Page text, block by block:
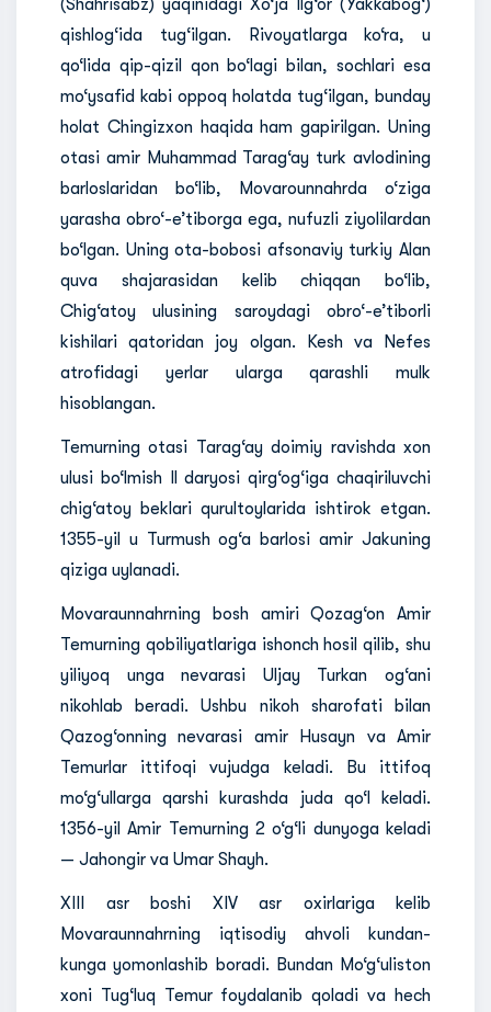
(Shahrisabz) yaqinidagi Xo‘ja Ilg‘or (Yakkabog‘)
qishlog‘ida tug‘ilgan. Rivoyatlarga ko‘ra, u
qo‘lida qip-qizil qon bo‘lagi bilan, sochlari esa
mo‘ysafid kabi oppoq holatda tug‘ilgan, bunday
holat Chingizxon haqida ham gapirilgan. Uning
otasi amir Muhammad Tarag‘ay turk avlodining
barloslaridan bo‘lib, Movarounnahrda o‘ziga
yarasha obro‘-e’tiborga ega, nufuzli ziyolilardan
bo‘lgan. Uning ota-bobosi afsonaviy turkiy Alan
quva shajarasidan kelib chiqqan bo‘lib,
Chig‘atoy ulusining saroydagi obro‘-e’tiborli
kishilari qatoridan joy olgan. Kesh va Nefes
atrofidagi yerlar ularga qarashli mulk
hisoblangan.
Temurning otasi Tarag‘ay doimiy ravishda xon
ulusi bo‘lmish Il daryosi qirg‘og‘iga chaqiriluvchi
chig‘atoy beklari qurultoylarida ishtirok etgan.
1355-yil u Turmush og‘a barlosi amir Jakuning
qiziga uylanadi.
Movaraunnahrning bosh amiri Qozag‘on Amir
Temurning qobiliyatlariga ishonch hosil qilib, shu
yiliyoq unga nevarasi Uljay Turkan og‘ani
nikohlab beradi. Ushbu nikoh sharofati bilan
Qazog‘onning nevarasi amir Husayn va Amir
Temurlar ittifoqi vujudga keladi. Bu ittifoq
mo‘g‘ullarga qarshi kurashda juda qo‘l keladi.
1356-yil Amir Temurning 2 o‘g‘li dunyoga keladi
— Jahongir va Umar Shayh.
XIII asr boshi XIV asr oxirlariga kelib
Movaraunnahrning iqtisodiy ahvoli kundan-
kunga yomonlashib boradi. Bundan Mo‘g‘uliston
xoni Tug‘luq Temur foydalanib qoladi va hech